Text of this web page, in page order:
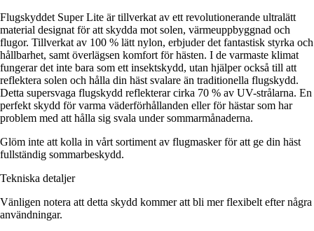
Flugskyddet Super Lite är tillverkat av ett revolutionerande ultralätt
material designat för att skydda mot solen, värmeuppbyggnad och
flugor. Tillverkat av 100 % lätt nylon, erbjuder det fantastisk styrka och
hållbarhet, samt överlägsen komfort för hästen. I de varmaste klimat
fungerar det inte bara som ett insektskydd, utan hjälper också till att
reflektera solen och hålla din häst svalare än traditionella flugskydd.
Detta supersvaga flugskydd reflekterar cirka 70 % av UV-strålarna. En
perfekt skydd för varma väderförhållanden eller för hästar som har
problem med att hålla sig svala under sommarmånaderna.
Glöm inte att kolla in vårt sortiment av flugmasker för att ge din häst
fullständig sommarbeskydd.
Tekniska detaljer
Vänligen notera att detta skydd kommer att bli mer flexibelt efter några
användningar.